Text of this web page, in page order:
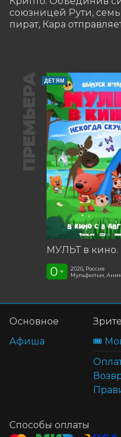
союзницей Рути,
пират, Кара
ПРЕМЬЕРА ДЕТЯМ
0 +
2026, Россия
Мульфильм,
Основное
Афиша
🎟️
Способы оплаты